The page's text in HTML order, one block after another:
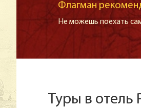
Флагман
Не можешь поехать
Туры в отель